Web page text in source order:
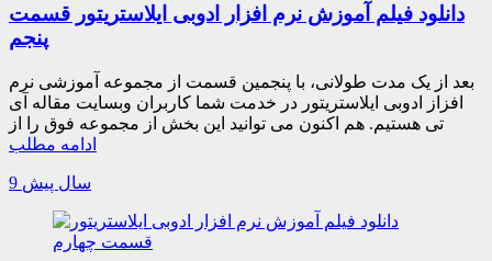
دانلود فیلم آموزش نرم افزار ادوبی ایلاستریتور قسمت
پنجم
بعد از یک مدت طولانی، با پنجمین قسمت از مجموعه آموزشی نرم
افزاز ادوبی ایلاستریتور در خدمت شما کاربران وبسایت مقاله آی
تی هستیم. هم اکنون می توانید این بخش از مجموعه فوق را از
ادامه مطلب
9 سال پیش